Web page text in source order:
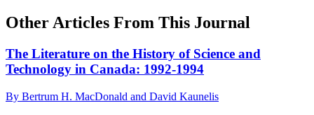
Other Articles From This Journal
The Literature on the History of Science and
Technology in Canada: 1992-1994
By Bertrum H. MacDonald and David Kaunelis